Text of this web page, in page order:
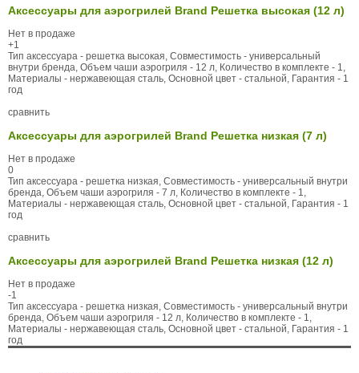
Аксессуары для аэрогрилей Brand Решетка высокая (12 л)
Нет в продаже
+1
Тип аксессуара - решетка высокая, Совместимость - универсальный
внутри бренда, Объем чаши аэрогриля - 12 л, Количество в комплекте - 1,
Материалы - нержавеющая сталь, Основной цвет - стальной, Гарантия - 1
год
сравнить
Аксессуары для аэрогрилей Brand Решетка низкая (7 л)
Нет в продаже
0
Тип аксессуара - решетка низкая, Совместимость - универсальный внутри
бренда, Объем чаши аэрогриля - 7 л, Количество в комплекте - 1,
Материалы - нержавеющая сталь, Основной цвет - стальной, Гарантия - 1
год
сравнить
Аксессуары для аэрогрилей Brand Решетка низкая (12 л)
Нет в продаже
-1
Тип аксессуара - решетка низкая, Совместимость - универсальный внутри
бренда, Объем чаши аэрогриля - 12 л, Количество в комплекте - 1,
Материалы - нержавеющая сталь, Основной цвет - стальной, Гарантия - 1
год